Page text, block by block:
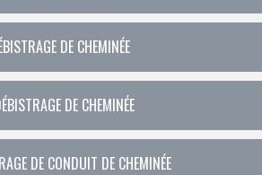
DE CHEMINÉE
DE CHEMINÉE
DE CONDUIT DE CHEMINÉE